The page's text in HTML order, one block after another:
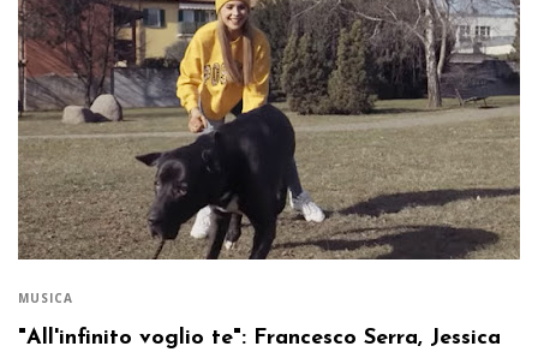
MUSICA
"All'infinito voglio te": Francesco Serra, Jessica